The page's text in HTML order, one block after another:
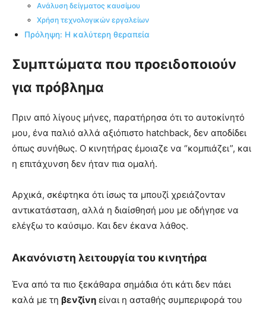
Ανάλυση δείγματος καυσίμου
Χρήση τεχνολογικών εργαλείων
Πρόληψη: Η καλύτερη θεραπεία
Συμπτώματα που προειδοποιούν
για πρόβλημα
Πριν από λίγους μήνες, παρατήρησα ότι το αυτοκίνητό
μου, ένα παλιό αλλά αξιόπιστο hatchback, δεν αποδίδει
όπως συνήθως. Ο κινητήρας έμοιαζε να “κομπιάζει”, και
η επιτάχυνση δεν ήταν πια ομαλή.
Αρχικά, σκέφτηκα ότι ίσως τα μπουζί χρειάζονταν
αντικατάσταση, αλλά η διαίσθησή μου με οδήγησε να
ελέγξω το καύσιμο. Και δεν έκανα λάθος.
Ακανόνιστη λειτουργία του κινητήρα
Ένα από τα πιο ξεκάθαρα σημάδια ότι κάτι δεν πάει
καλά με τη βενζίνη είναι η ασταθής συμπεριφορά του